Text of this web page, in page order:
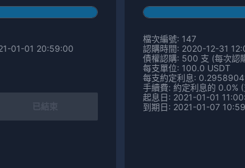
01-01 20:59:00
檔次編號: 147
認購時間: 2020-12-31
債權認購: 500 支 (每次認
每支單位: 100.0 USDT
每支約定利息:
手續費: 約定利息的 0.0%
起息日: 2021-01-01
到期日: 2021-01-07